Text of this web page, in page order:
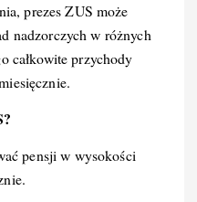
prezes ZUS może
nadzorczych w różnych
całkowite przychody
pensji w wysokości